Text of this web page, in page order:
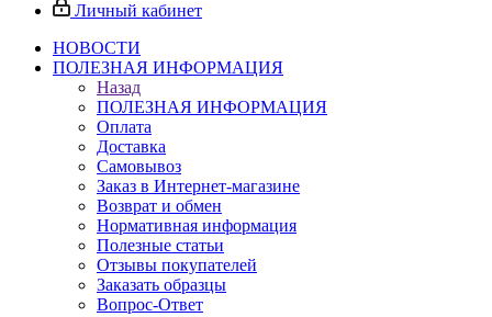
Личный кабинет
НОВОСТИ
ПОЛЕЗНАЯ ИНФОРМАЦИЯ
Назад
ПОЛЕЗНАЯ ИНФОРМАЦИЯ
Оплата
Доставка
Самовывоз
Заказ в Интернет-магазине
Возврат и обмен
Нормативная информация
Полезные статьи
Отзывы покупателей
Заказать образцы
Вопрос-Ответ